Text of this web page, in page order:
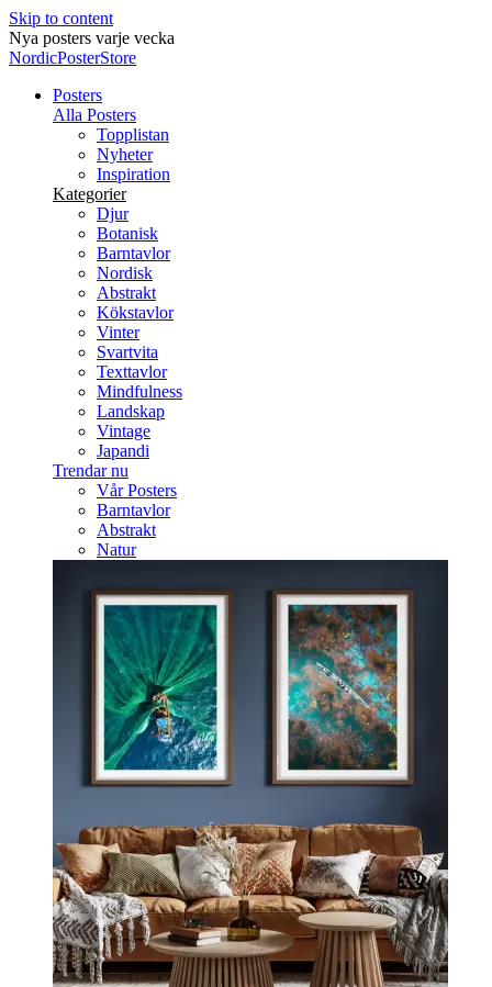
Skip to content
Nya posters varje vecka
NordicPosterStore
Posters
Alla Posters
Topplistan
Nyheter
Inspiration
Kategorier
Djur
Botanisk
Barntavlor
Nordisk
Abstrakt
Kökstavlor
Vinter
Svartvita
Texttavlor
Mindfulness
Landskap
Vintage
Japandi
Trendar nu
Vår Posters
Barntavlor
Abstrakt
Natur